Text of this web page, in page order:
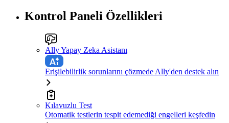
Kontrol Paneli Özellikleri
Ally Yapay Zeka Asistanı
Erişilebilirlik sorunlarını çözmede Ally'den destek alın
Kılavuzlu Test
Otomatik testlerin tespit edemediği engelleri keşfedin